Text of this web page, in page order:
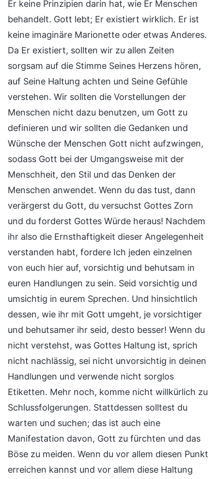
Er keine Prinzipien darin hat, wie Er Menschen
behandelt. Gott lebt; Er existiert wirklich. Er ist
keine imaginäre Marionette oder etwas Anderes.
Da Er existiert, sollten wir zu allen Zeiten
sorgsam auf die Stimme Seines Herzens hören,
auf Seine Haltung achten und Seine Gefühle
verstehen. Wir sollten die Vorstellungen der
Menschen nicht dazu benutzen, um Gott zu
definieren und wir sollten die Gedanken und
Wünsche der Menschen Gott nicht aufzwingen,
sodass Gott bei der Umgangsweise mit der
Menschheit, den Stil und das Denken der
Menschen anwendet. Wenn du das tust, dann
verärgerst du Gott, du versuchst Gottes Zorn
und du forderst Gottes Würde heraus! Nachdem
ihr also die Ernsthaftigkeit dieser Angelegenheit
verstanden habt, fordere Ich jeden einzelnen
von euch hier auf, vorsichtig und behutsam in
euren Handlungen zu sein. Seid vorsichtig und
umsichtig in eurem Sprechen. Und hinsichtlich
dessen, wie ihr mit Gott umgeht, je vorsichtiger
und behutsamer ihr seid, desto besser! Wenn du
nicht verstehst, was Gottes Haltung ist, sprich
nicht nachlässig, sei nicht unvorsichtig in deinen
Handlungen und verwende nicht sorglos
Etiketten. Mehr noch, komme nicht willkürlich zu
Schlussfolgerungen. Stattdessen solltest du
warten und suchen; das ist auch eine
Manifestation davon, Gott zu fürchten und das
Böse zu meiden. Wenn du vor allem diesen Punkt
erreichen kannst und vor allem diese Haltung